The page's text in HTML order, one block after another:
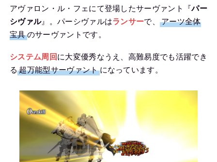
アヴァロン・ル・フェにて登場したサーヴァント『パー
シヴァル』。パーシヴァルはランサーで、アーツ全体
宝具のサーヴァントです。
システム周回 に大変優秀なうえ、高難易度でも活躍でき
る超万能型サーヴァントになっています。